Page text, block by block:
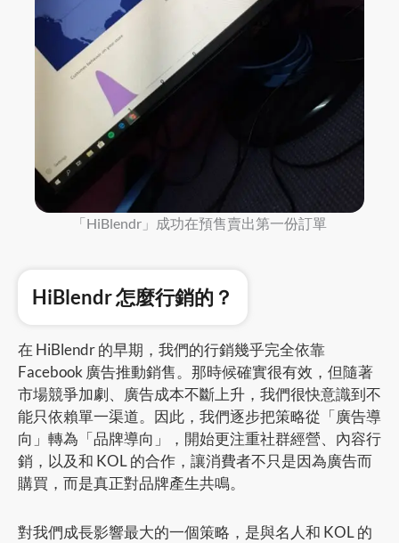
「HiBlendr」成功在預售賣出第一份訂單
HiBlendr 怎麼行銷的？
在 HiBlendr 的早期，我們的行銷幾乎完全依靠
Facebook 廣告推動銷售。那時候確實很有效，但隨著
市場競爭加劇、廣告成本不斷上升，我們很快意識到不
能只依賴單一渠道。因此，我們逐步把策略從「廣告導
向」轉為「品牌導向」，開始更注重社群經營、內容行
銷，以及和 KOL 的合作，讓消費者不只是因為廣告而
購買，而是真正對品牌產生共鳴。
對我們成長影響最大的一個策略，是與名人和 KOL 的